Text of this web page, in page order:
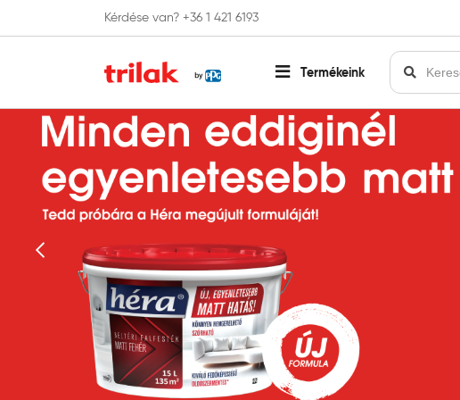
Kérdése van? +36 1 421 6193
Termékeink
Fontos tájékoztatás! Webshopunk hamarosan
Előző